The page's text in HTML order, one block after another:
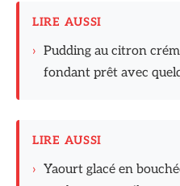
LIRE AUSSI
› Pudding au citron
fondant prêt avec
LIRE AUSSI
› Yaourt glacé en